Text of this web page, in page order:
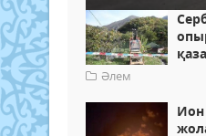
Әлем
Ион